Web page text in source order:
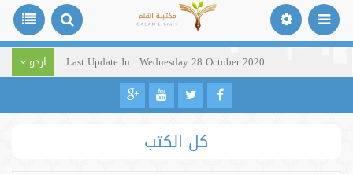
Last Update In : Wednesday 28 October 2020 اردو
كل الكتب